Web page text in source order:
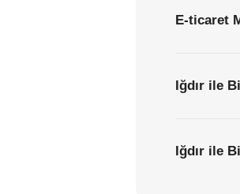
E-ticaret
Iğdır ile
Iğdır ile